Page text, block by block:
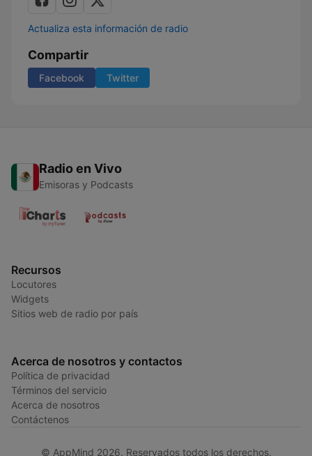
Actualiza esta información de radio
Compartir
Facebook Twitter
Radio en Vivo
Emisoras y Podcasts
Recursos
Locutores
Widgets
Sitios web de radio por país
Acerca de nosotros y contactos
Política de privacidad
Términos del servicio
Acerca de nosotros
Contáctenos
© AppMind 2026. Reservados todos los derechos.